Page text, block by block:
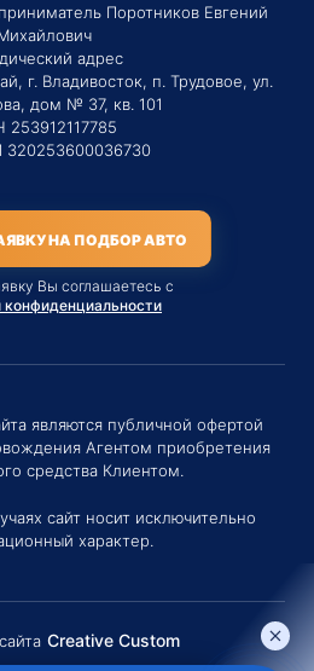
Поротников Евгений
адрес
г. Владивосток, п. Трудовое, ул.
дом № 37, кв. 101
253912117785
НА ПОДБОР АВТО
Вы соглашаетесь с
конфиденциальности
являются публичной офертой
Агентом приобретения
средства Клиентом.
сайт носит исключительно
характер.
Creative Custom